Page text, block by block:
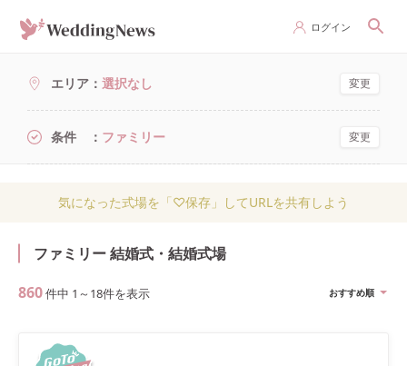
ログイン
エリア 選択なし 変更
条件 ファミリー 変更
気になった式場を「♡保存」してURLを共有しよう
ファミリー 結婚式・結婚式場
860件中 1 ～ 18件を表示 おすすめ順